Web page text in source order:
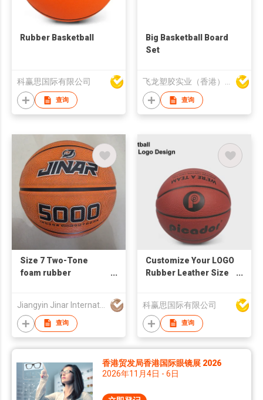
Rubber Basketball
科赢思国际有限公司
查询
Big Basketball Board
Set
飞龙塑胶实业（香港）有限公司
查询
Size 7 Two-Tone
foam rubber
Jiangyin Jinar International Corp
查询
Customize Your LOGO
Rubber Leather Size
科赢思国际有限公司
查询
香港贸发局香港国际眼镜展 2026
2026年11月4日 - 6日